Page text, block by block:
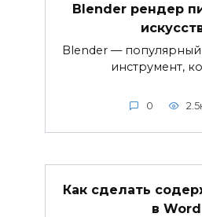
Blender рендер
Blender —
инструмент,
0
Как сделать
в Word